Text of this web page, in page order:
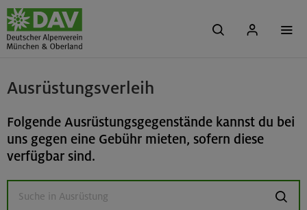
Ausrüstungsverleih
Folgende Ausrüstungsgegenstände kannst du bei
uns gegen eine Gebühr mieten, sofern diese
verfügbar sind.
suchen